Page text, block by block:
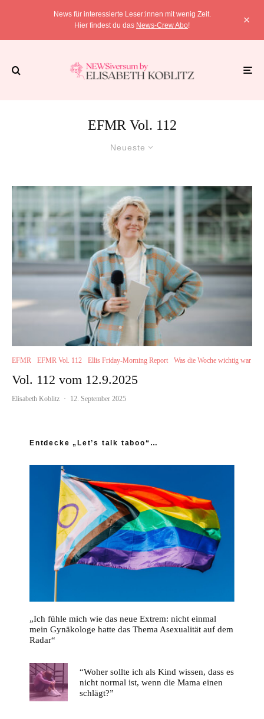
News für interessierte Leser:innen mit wenig Zeit.
Hier findest du das News-Crew Abo!
EFMR Vol. 112
Neueste
EFMR EFMR Vol. 112 Ellis Friday-Morning Report Was die Woche wichtig war
Vol. 112 vom 12.9.2025
Elisabeth Koblitz · 12. September 2025
Entdecke „Let’s talk taboo“…
„Ich fühle mich wie das neue Extrem: nicht einmal
mein Gynäkologe hatte das Thema Asexualität auf dem
Radar“
“Woher sollte ich als Kind wissen, dass es
nicht normal ist, wenn die Mama einen
schlägt?”